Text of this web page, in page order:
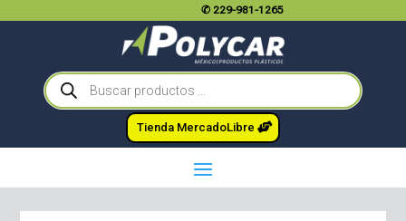
✆ 229-981-1265
Búsqueda
de
productos
Tienda MercadoLibre